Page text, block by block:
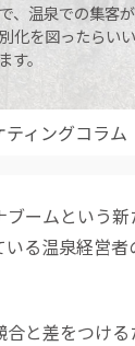
、温泉での集客
化を図ったらい
す。
ティングコラム
ブームという
る温泉経営
と差をつけ